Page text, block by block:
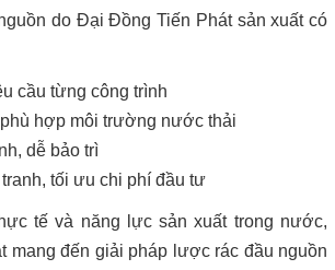
do Đại Đồng Tiến Phát sản xuất có
cầu từng công trình
hợp môi trường nước thải
dễ bảo trì
tối ưu chi phí đầu tư
tế và năng lực sản xuất trong nước,
mang đến giải pháp lược rác đầu nguồn